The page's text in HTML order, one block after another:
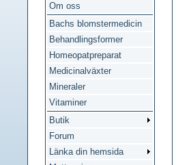
Om oss
Bachs blomstermedicin
Behandlingsformer
Homeopatpreparat
Medicinalväxter
Mineraler
Vitaminer
Butik
Forum
Länka din hemsida